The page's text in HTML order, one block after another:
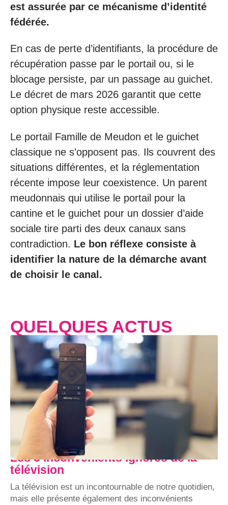
est assurée par ce mécanisme d’identité
fédérée.
En cas de perte d’identifiants, la procédure de
récupération passe par le portail ou, si le
blocage persiste, par un passage au guichet.
Le décret de mars 2026 garantit que cette
option physique reste accessible.
Le portail Famille de Meudon et le guichet
classique ne s’opposent pas. Ils couvrent des
situations différentes, et la réglementation
récente impose leur coexistence. Un parent
meudonnais qui utilise le portail pour la
cantine et le guichet pour un dossier d’aide
sociale tire parti des deux canaux sans
contradiction. Le bon réflexe consiste à
identifier la nature de la démarche avant
de choisir le canal.
QUELQUES ACTUS
Les 5 inconvénients ignorés de la
télévision
La télévision est un incontournable de notre quotidien,
mais elle présente également des inconvénients